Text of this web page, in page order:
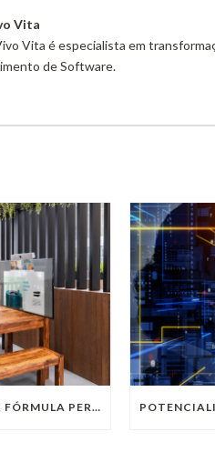
Vita
Vita é especialista em
de Software.
ENCONTRANDO A FÓRMULA PERFEITA: TRABALHO PRESENCIAL, HOME OFFICE OU TRABALHO HÍBRIDO?